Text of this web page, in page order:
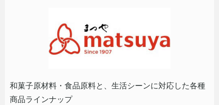
和菓子原材料・食品原料と、生活シーンに対応した各種
商品ラインナップ